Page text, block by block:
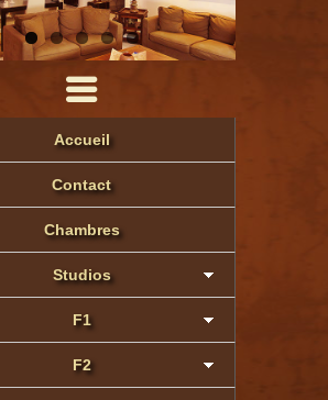
Accueil
Contact
Chambres
Studios
F1
F2